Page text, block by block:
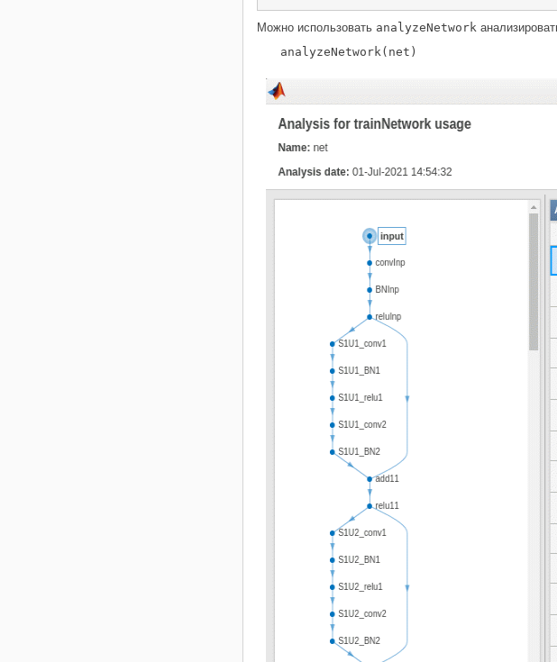
Можно использовать analyzeNetwork